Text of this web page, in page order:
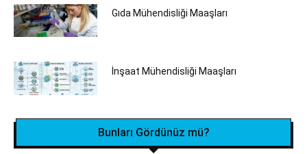
Gıda Mühendisliği Maaşları
İnşaat Mühendisliği Maaşları
Bunları Gördünüz mü?